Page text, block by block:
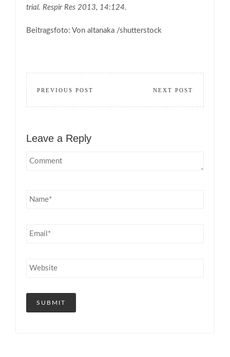
trial. Respir Res 2013, 14:124.
Beitragsfoto: Von altanaka /shutterstock
PREVIOUS POST NEXT POST
Leave a Reply